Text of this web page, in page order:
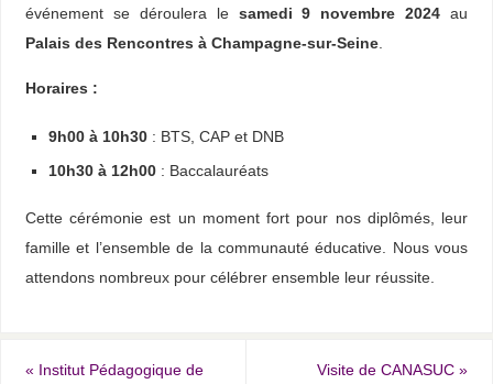
événement se déroulera le samedi 9 novembre 2024 au
Palais des Rencontres à Champagne-sur-Seine.
Horaires :
9h00 à 10h30 : BTS, CAP et DNB
10h30 à 12h00 : Baccalauréats
Cette cérémonie est un moment fort pour nos diplômés, leur
famille et l’ensemble de la communauté éducative. Nous vous
attendons nombreux pour célébrer ensemble leur réussite.
« Institut Pédagogique de
Visite de CANASUC»